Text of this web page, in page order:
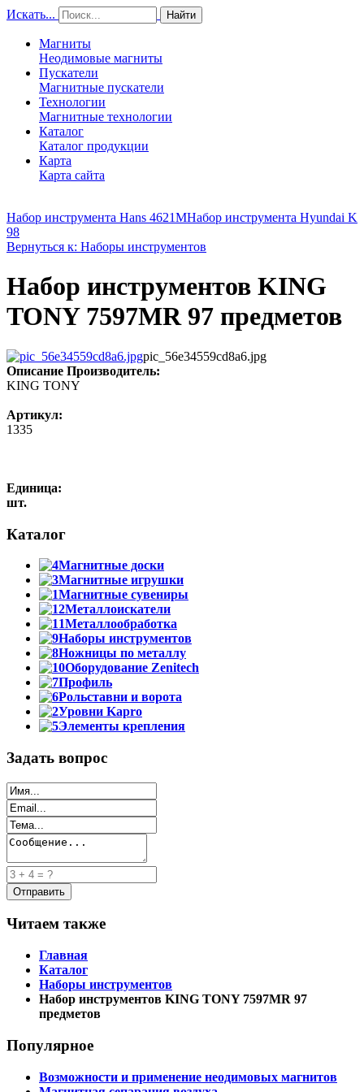
Искать... Найти
Магниты
Неодимовые магниты
Пускатели
Магнитные пускатели
Технологии
Магнитные технологии
Каталог
Каталог продукции
Карта
Карта сайта
Набор инструмента Hans 4621МНабор инструмента Hyundai K
98
Вернуться к: Наборы инструментов
Набор инструментов KING
TONY 7597MR 97 предметов
pic_56e34559cd8a6.jpg
Описание Производитель:
KING TONY
Артикул:
1335
Единица:
шт.
Каталог
Магнитные доски
Магнитные игрушки
Магнитные сувениры
Металлоискатели
Металлообработка
Наборы инструментов
Ножницы по металлу
Оборудование Zenitech
Профиль
Рольставни и ворота
Уровни Kapro
Элементы крепления
Задать вопрос
Читаем также
Главная
Каталог
Наборы инструментов
Набор инструментов KING TONY 7597MR 97
предметов
Популярное
Возможности и применение неодимовых магнитов